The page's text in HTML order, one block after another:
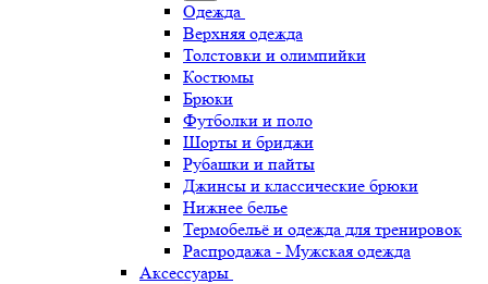
Одежда
Верхняя одежда
Толстовки и олимпийки
Костюмы
Брюки
Футболки и поло
Шорты и бриджи
Рубашки и пайты
Джинсы и классические брюки
Нижнее белье
Термобельё и одежда для тренировок
Распродажа - Мужская одежда
Аксессуары